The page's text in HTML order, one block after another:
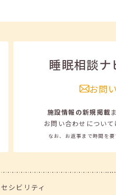
睡眠相談ナ
お問
施設情報の新規掲載
お問い合わせについて
なお、お返事まで時間を
シビリティ